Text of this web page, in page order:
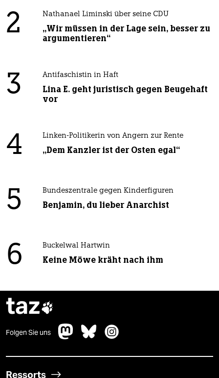
2 Nathanael Liminski über seine CDU
„Wir müssen in der Lage sein, besser zu
argumentieren“
3 Antifaschistin in Haft
Lina E. geht juristisch gegen Beugehaft
vor
4 Linken-Politikerin von Angern zur Rente
„Dem Kanzler ist der Osten egal“
5 Bundeszentrale gegen Kinderfiguren
Benjamin, du lieber Anarchist
6 Buckelwal Hartwin
Keine Möwe kräht nach ihm
taz
Folgen Sie uns
Ressorts